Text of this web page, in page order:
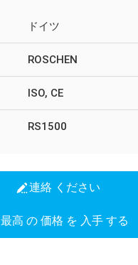
ドイツ
ROSCHEN
ISO, CE
RS1500
連絡 ください
最高 の 価格 を 入手 する